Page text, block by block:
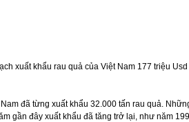
xuất khẩu rau quả của Việt Nam 177 triệu
đã từng xuất khẩu 32.000 tấn rau quả.
gần đây xuất khẩu đã tăng trở lại, như năm